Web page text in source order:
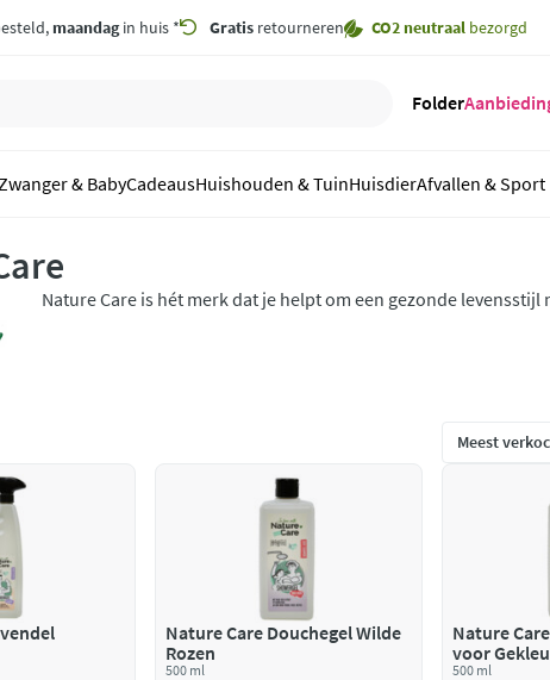
maandagin huis * Gratis retourneren CO2 neutraal bezorgd
Folder
& BabyCadeausHuishouden & TuinHuisdierAfvallen & Sport
Nature Care is hét merk dat je helpt om een gezonde
Nature Care Douchegel Wilde
Rozen
500 ml
Nature
voor
500 ml